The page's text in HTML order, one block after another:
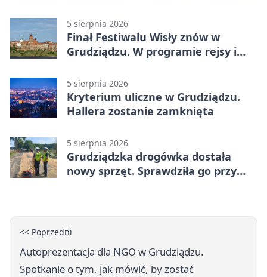
odwrócili losy meczu
5 sierpnia 2026
Finał Festiwalu Wisły znów w
Grudziądzu. W programie rejsy i
5 sierpnia 2026
Kryterium uliczne w Grudziądzu.
Hallera zostanie zamknięta
5 sierpnia 2026
Grudziądzka drogówka dostała
nowy sprzęt. Sprawdziła go przy
<< Poprzedni
Autoprezentacja dla NGO w Grudziądzu.
Spotkanie o tym, jak mówić, by zostać